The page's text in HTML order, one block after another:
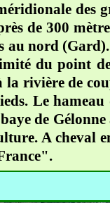
des
de 300
au nord
du point
rivière de
Le
de
A cheval